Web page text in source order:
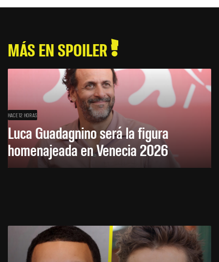
MÁS EN SPOILER
HACE 12 HORAS
Luca Guadagnino será la figura
homenajeada en Venecia 2026